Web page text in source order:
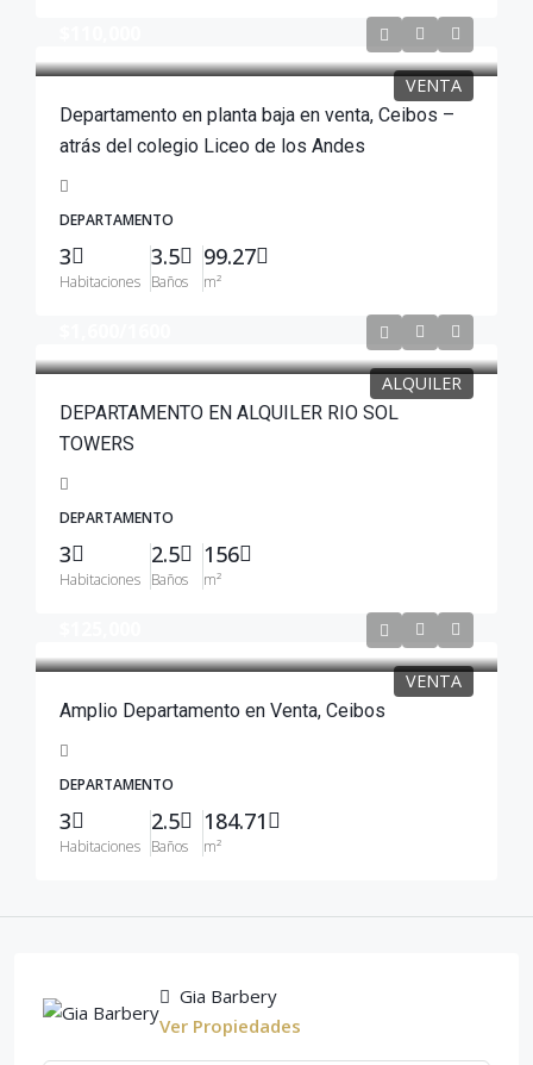
VENTA
Departamento en planta baja en venta, Ceibos –
atrás del colegio Liceo de los Andes
DEPARTAMENTO
3
Habitaciones
3.5
Baños
99.27
m²
ALQUILER
DEPARTAMENTO EN ALQUILER RIO SOL
TOWERS
DEPARTAMENTO
3
Habitaciones
2.5
Baños
156
m²
VENTA
Amplio Departamento en Venta, Ceibos
DEPARTAMENTO
3
Habitaciones
2.5
Baños
184.71
m²
Gia Barbery
Ver Propiedades